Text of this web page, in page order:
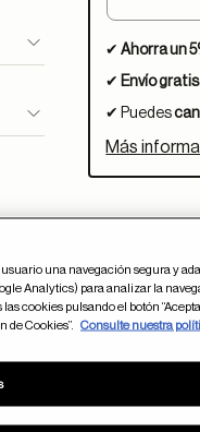
✔Ahorra un
✔ Envío gratis
✔ Puedes
Más
por
una navegación segura y
Analytics) para analizar la
cookies pulsando el botón
de Cookies”.
Consulte nuestra